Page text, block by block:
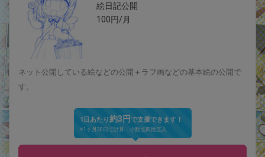
絵日記公開
100円/月
ネット公開している絵などの公開＋ラフ画などの基本絵の公開で
す。
1日あたり約3円で支援できます！
※1ヶ月30日で計算・小数点四捨五入